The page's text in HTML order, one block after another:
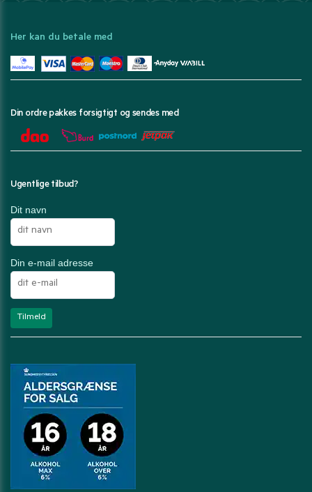
Her kan du betale med
Din ordre pakkes forsigtigt og sendes med
Ugentlige tilbud?
Dit navn
Din e-mail adresse